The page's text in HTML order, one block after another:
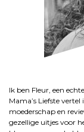
Ik ben Fleur, een
Mama’s Liefste
moederschap en
gezellige uitjes voor